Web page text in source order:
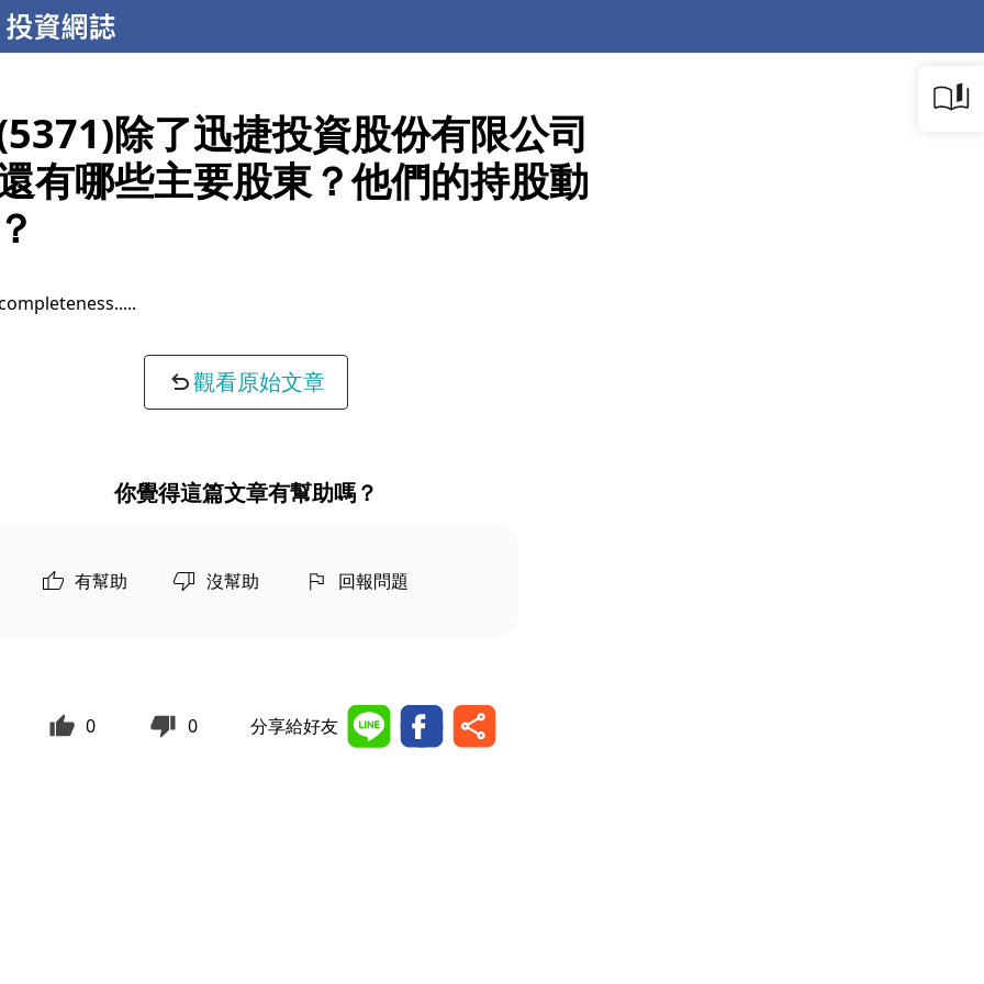
除了迅捷投資股份有限公司
有哪些主要股東？他們的持股動
觀看原始文章
你覺得這篇文章有幫助嗎？
有幫助 沒幫助 回報問題
0 0 分享給好友